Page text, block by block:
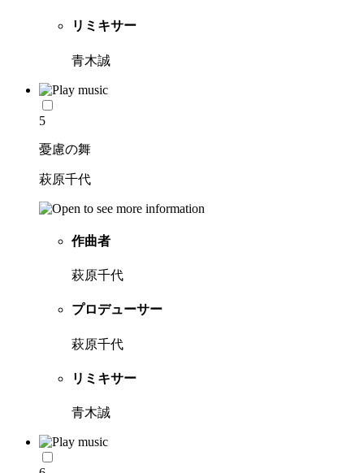
リミキサー
青木誠
5
憂慮の舞
萩原千代
作曲者
萩原千代
プロデューサー
萩原千代
リミキサー
青木誠